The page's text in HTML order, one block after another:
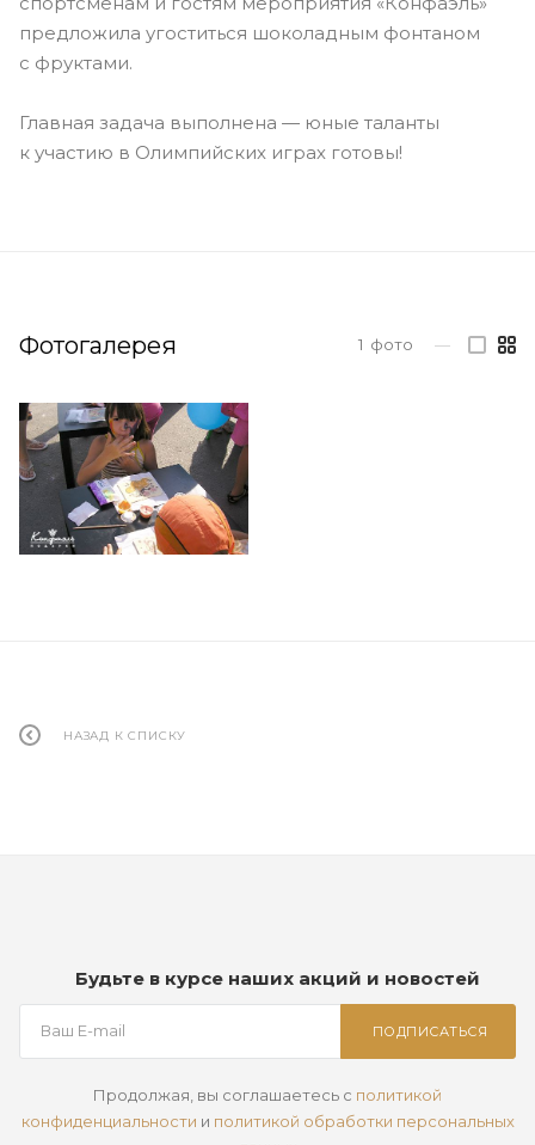
предложила угоститься шоколадным фонтаном
с фруктами.
Главная задача выполнена — юные таланты
к участию в Олимпийских играх готовы!
Фотогалерея 1 фото —
НАЗАД К СПИСКУ
Будьте в курсе наших акций и новостей
ПОДПИСАТЬСЯ
Продолжая, вы соглашаетесь с политикой
конфиденциальности и политикой обработки персональных